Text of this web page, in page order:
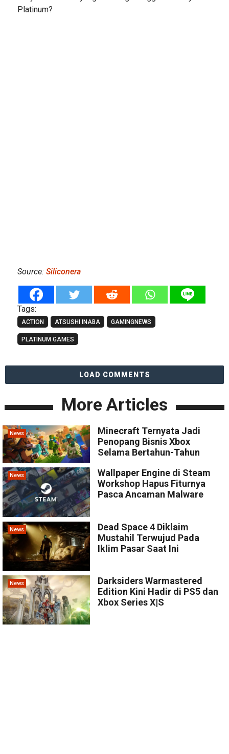
Platinum?
Source:Siliconera
Tags:
ACTION ATSUSHI INABA GAMINGNEWS
PLATINUM GAMES
LOAD COMMENTS
More Articles
News
Minecraft Ternyata Jadi
Penopang Bisnis Xbox
Selama Bertahun-Tahun
News
Wallpaper Engine di Steam
Workshop Hapus Fiturnya
Pasca Ancaman Malware
News
Dead Space 4 Diklaim
Mustahil Terwujud Pada
Iklim Pasar Saat Ini
News
Darksiders Warmastered
Edition Kini Hadir di PS5 dan
Xbox Series X|S